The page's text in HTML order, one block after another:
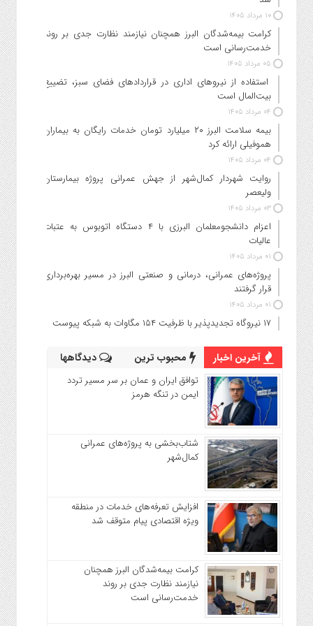
۱۰ مرداد ۱۴۰۵
کرامت بیمه‌شدگان البرز همچنان نیازمند نظارت جدی بر روند
خدمت‌رسانی است
۰۵ مرداد ۱۴۰۵
استفاده از نیروهای اداری در قراردادهای فضای سبز، تضییع
بیت‌المال است
۰۴ مرداد ۱۴۰۵
بیمه سلامت البرز ۲۰ میلیارد تومان خدمات رایگان به بیماران
هموفیلی ارائه کرد
۰۴ مرداد ۱۴۰۵
روایت شهردار کمال‌شهر از جهش عمرانی پروژه بیمارستان
ولیعصر
۰۳ مرداد ۱۴۰۵
اعزام دانشجو‌معلمان البرزی با ۴ دستگاه اتوبوس به عتبات
عالیات
۰۱ مرداد ۱۴۰۵
پروژه‌های عمرانی، درمانی و صنعتی البرز در مسیر بهره‌برداری
قرار گرفتند
۰۱ مرداد ۱۴۰۵
۱۷ نیروگاه تجدیدپذیر با ظرفیت ۱۵۴ مگاوات به شبکه پیوست
آخرین اخبار محبوب ترین دیدگاهها
توافق ایران و عمان بر سر مسیر تردد
ایمن در تنگه هرمز
شتاب‌بخشی به پروژه‌های عمرانی
کمال‌شهر
افزایش تعرفه‌های خدمات در منطقه
ویژه اقتصادی پیام متوقف شد
کرامت بیمه‌شدگان البرز همچنان
نیازمند نظارت جدی بر روند
خدمت‌رسانی است